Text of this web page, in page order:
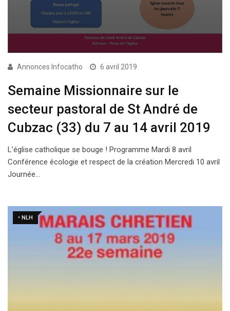
Annonces Infocatho 6 avril 2019
Semaine Missionnaire sur le
secteur pastoral de St André de
Cubzac (33) du 7 au 14 avril 2019
L’église catholique se bouge ! Programme Mardi 8 avril
Conférence écologie et respect de la création Mercredi 10 avril
Journée…
• NLH